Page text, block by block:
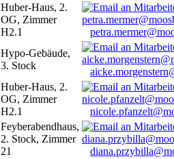
Huber-Haus, 2.
OG, Zimmer
H2.1
Hypo-Gebäude,
3. Stock
Huber-Haus, 2.
OG, Zimmer
H2.1
Feyberabendhaus,
2. Stock, Zimmer
21